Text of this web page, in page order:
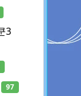
3
97